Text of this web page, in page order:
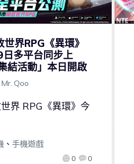
界RPG《異環》
多平台同步上
結活動」本日開啟
Mr. Qoo
0 0
界 RPG《異環》今
、 手機遊戲